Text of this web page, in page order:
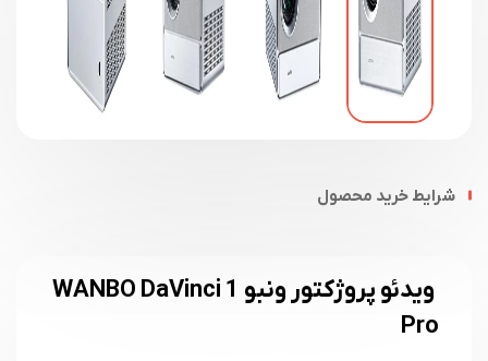
شرایط خرید محصول
ویدئو پروژکتور ونبو WANBO DaVinci 1
Pro